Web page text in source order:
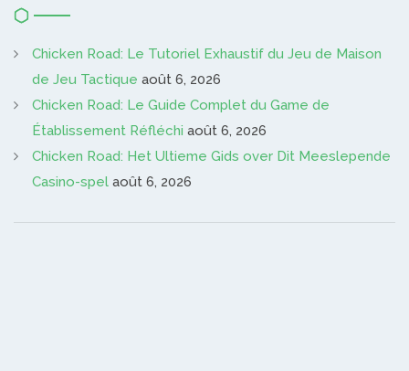
Chicken Road: Le Tutoriel Exhaustif du Jeu de Maison
de Jeu Tactique août 6, 2026
Chicken Road: Le Guide Complet du Game de
Établissement Réfléchi août 6, 2026
Chicken Road: Het Ultieme Gids over Dit Meeslepende
Casino-spel août 6, 2026